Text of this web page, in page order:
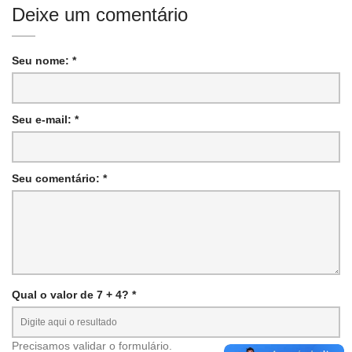
Deixe um comentário
Seu nome: *
Seu e-mail: *
Seu comentário: *
Qual o valor de 7 + 4? *
Precisamos validar o formulário.